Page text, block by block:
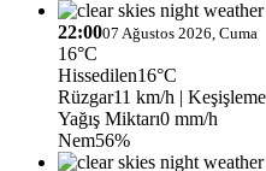
22:0007 Ağustos 2026, Cuma
16°C
Hissedilen16°C
Rüzgar11 km/h |
Yağış Miktarı0 mm/h
Nem56%